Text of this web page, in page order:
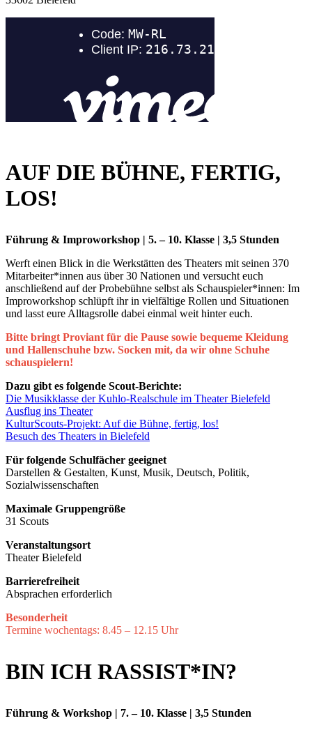
AUF DIE BÜHNE, FERTIG,
LOS!
Führung & Improworkshop | 5. – 10. Klasse | 3,5 Stunden
Werft einen Blick in die Werkstätten des Theaters mit seinen 370
Mitarbeiter*innen aus über 30 Nationen und versucht euch
anschließend auf der Probebühne selbst als Schauspieler*innen: Im
Improworkshop schlüpft ihr in vielfältige Rollen und Situationen
und lasst eure Alltagsrolle dabei einmal weit hinter euch.
Bitte bringt Proviant für die Pause sowie bequeme Kleidung
und Hallenschuhe bzw. Socken mit, da wir ohne Schuhe
schauspielern!
Dazu gibt es folgende Scout-Berichte:
Die Musikklasse der Kuhlo-Realschule im Theater Bielefeld
Ausflug ins Theater
KulturScouts-Projekt: Auf die Bühne, fertig, los!
Besuch des Theaters in Bielefeld
Für folgende Schulfächer geeignet
Darstellen & Gestalten, Kunst, Musik, Deutsch, Politik,
Sozialwissenschaften
Maximale Gruppengröße
31 Scouts
Veranstaltungsort
Theater Bielefeld
Barrierefreiheit
Absprachen erforderlich
Besonderheit
Termine wochentags: 8.45 – 12.15 Uhr
BIN ICH RASSIST*IN?
Führung & Workshop | 7. – 10. Klasse | 3,5 Stunden